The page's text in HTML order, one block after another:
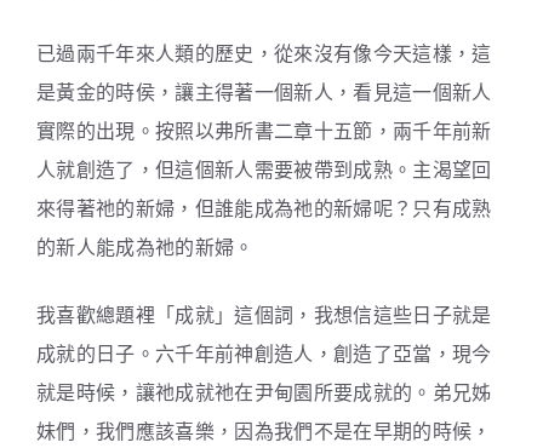
已過兩千年來人類的歷史，從來沒有像今天這樣，這
是黃金的時侯，讓主得著一個新人，看見這一個新人
實際的出現。按照以弗所書二章十五節，兩千年前新
人就創造了，但這個新人需要被帶到成熟。主渴望回
來得著祂的新婦，但誰能成為祂的新婦呢？只有成熟
的新人能成為祂的新婦。
我喜歡總題裡「成就」這個詞，我想信這些日子就是
成就的日子。六千年前神創造人，創造了亞當，現今
就是時候，讓祂成就祂在尹甸園所要成就的。弟兄姊
妹們，我們應該喜樂，因為我們不是在早期的時候，